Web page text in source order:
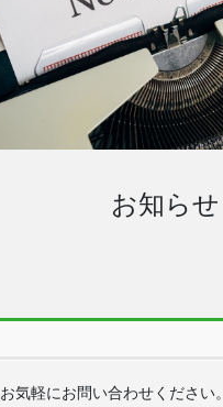
お知らせ
お気軽にお問い合わせください。